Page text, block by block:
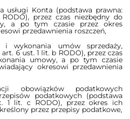
usługi Konta (podstawa prawna:
przez czas niezbędny do
a po tym czasie przez okres
przedawnienia roszczeń,
wykonania umów sprzedaży,
6 ust. 1 lit. b RODO), przez czas
umowy, a po tym czasie
okresowi przedawnienia
obowiązków podatkowych
podatkowych (podstawa
1 lit. c RODO), przez okres ich
przez przepisy podatkowe,